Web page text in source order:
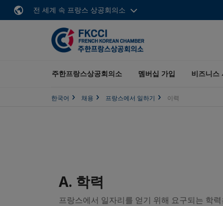
전 세계 속 프랑스 상공회의소
주한프랑스상공회의소 멤버십 가입 비즈니스
한국어 채용 프랑스에서 일하기 이력
A. 학력
프랑스에서 일자리를 얻기 위해 요구되는 학